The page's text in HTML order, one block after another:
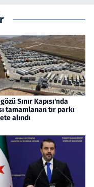
Sınır Kapısı'nda
tamamlanan tır parkı
alındı